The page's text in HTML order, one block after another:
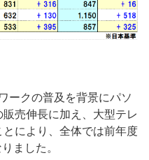
ークの普及を背景にパソ
売伸長に加え、大型テレ
により、全体では前年度
ました。